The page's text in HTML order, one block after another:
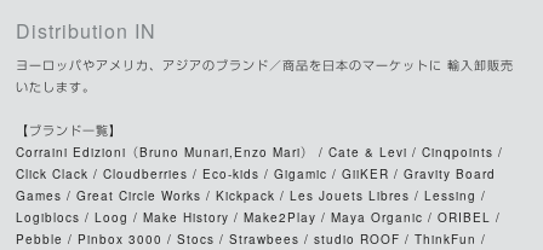
Distribution IN
ヨーロッパやアメリカ、アジアのブランド／商品を日本のマーケットに 輸入卸販売
いたします。
【ブランド一覧】
Corraini Edizioni（Bruno Munari,Enzo Mari） / Cate & Levi / Cinqpoints /
Click Clack / Cloudberries / Eco-kids / Gigamic / GiiKER / Gravity Board
Games / Great Circle Works / Kickpack / Les Jouets Libres / Lessing /
Logiblocs / Loog / Make History / Make2Play / Maya Organic / ORIBEL /
Pebble / Pinbox 3000 / Stocs / Strawbees / studio ROOF / ThinkFun /